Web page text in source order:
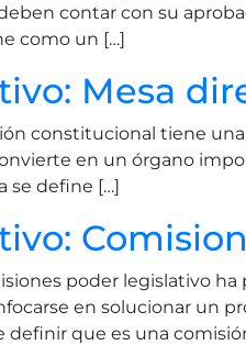
contar con su
como un […]
Mesa
constitucional tiene
en un órgano
se define […]
poder legislativo
en solucionar un
definir que es una